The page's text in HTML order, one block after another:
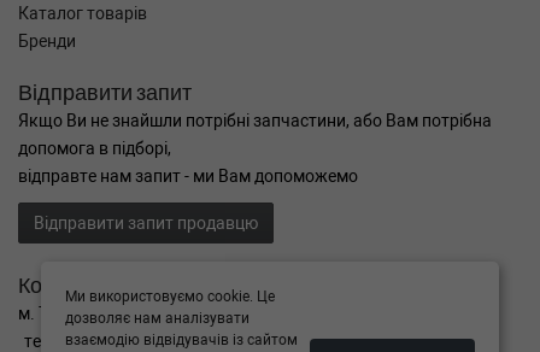
Каталог товарів
Бренди
Відправити запит
Якщо Ви не знайшли потрібні запчастини, або Вам потрібна
допомога в підборі,
відправте нам запит - ми Вам допоможемо
Відправити запит продавцю
Контакти
м. Тернопіль вул. Микулинецька 106а
тел. +38(099)650-59-19
Ми використовуємо cookie. Це
дозволяє нам аналізувати
взаємодію відвідувачів із сайтом